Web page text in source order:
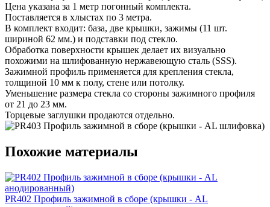
Цена указана за 1 метр погонный комплекта.
Поставляется в хлыстах по 3 метра.
В комплект входит: база, две крышки, зажимы (11 шт.
шириной 62 мм.) и подставки под стекло.
Обработка поверхности крышек делает их визуально
похожими на шлифованную нержавеющую сталь (SSS).
Зажимной профиль применяется для крепления стекла,
толщиной 10 мм к полу, стене или потолку.
Уменьшение размера стекла со стороны зажимного профиля
от 21 до 23 мм.
Торцевые заглушки продаются отдельно.
Похожие материалы
PR402 Профиль зажимной в сборе (крышки - AL